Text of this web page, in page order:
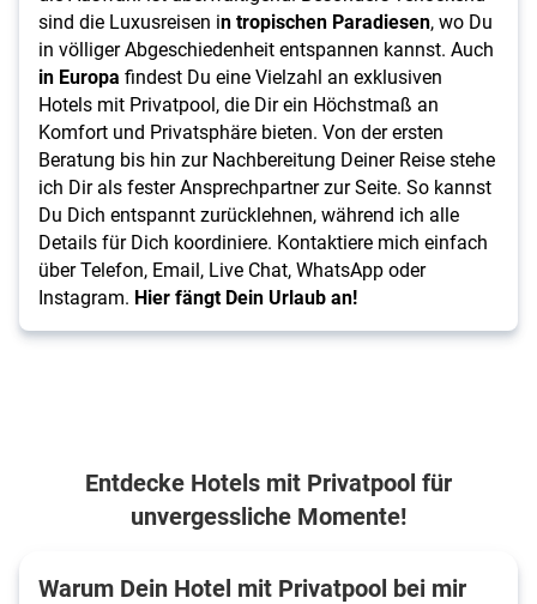
sind die Luxusreisen in tropischen Paradiesen, wo Du
in völliger Abgeschiedenheit entspannen kannst. Auch
in Europa findest Du eine Vielzahl an exklusiven
Hotels mit Privatpool, die Dir ein Höchstmaß an
Komfort und Privatsphäre bieten. Von der ersten
Beratung bis hin zur Nachbereitung Deiner Reise stehe
ich Dir als fester Ansprechpartner zur Seite. So kannst
Du Dich entspannt zurücklehnen, während ich alle
Details für Dich koordiniere. Kontaktiere mich einfach
über Telefon, Email, Live Chat, WhatsApp oder
Instagram. Hier fängt Dein Urlaub an!
Entdecke Hotels mit Privatpool für
unvergessliche Momente!
Warum Dein Hotel mit Privatpool bei mir